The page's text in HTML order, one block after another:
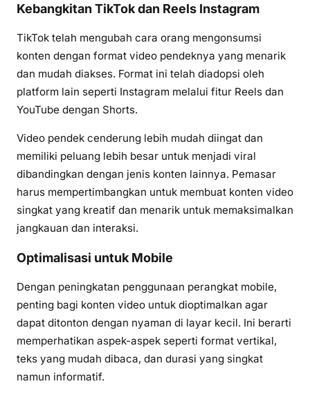
Kebangkitan TikTok dan Reels Instagram
TikTok telah mengubah cara orang mengonsumsi
konten dengan format video pendeknya yang menarik
dan mudah diakses. Format ini telah diadopsi oleh
platform lain seperti Instagram melalui fitur Reels dan
YouTube dengan Shorts.
Video pendek cenderung lebih mudah diingat dan
memiliki peluang lebih besar untuk menjadi viral
dibandingkan dengan jenis konten lainnya. Pemasar
harus mempertimbangkan untuk membuat konten video
singkat yang kreatif dan menarik untuk memaksimalkan
jangkauan dan interaksi.
Optimalisasi untuk Mobile
Dengan peningkatan penggunaan perangkat mobile,
penting bagi konten video untuk dioptimalkan agar
dapat ditonton dengan nyaman di layar kecil. Ini berarti
memperhatikan aspek-aspek seperti format vertikal,
teks yang mudah dibaca, dan durasi yang singkat
namun informatif.